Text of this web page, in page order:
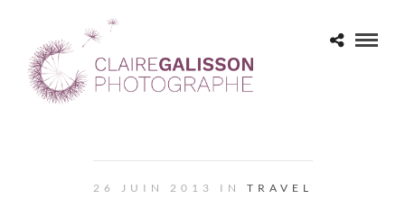
26 JUIN 2013 IN TRAVEL